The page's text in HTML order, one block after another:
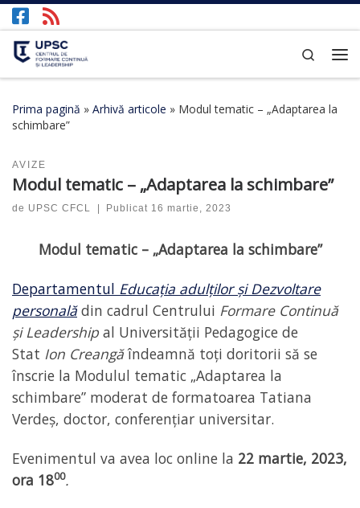
Afișează întregul conținut
Search
Prima pagină » Arhivă articole » Modul tematic – „Adaptarea la
schimbare”
AVIZE
Modul tematic – „Adaptarea la schimbare”
de UPSC CFCL Publicat 16 martie, 2023
Modul tematic – „Adaptarea la schimbare”
Departamentul Educația adulților și Dezvoltare
personalădin cadrul Centrului Formare Continuă
și Leadership al Universității Pedagogice de
Stat Ion Creangăîndeamnă toți doritorii să se
înscrie la Modulul tematic „Adaptarea la
schimbare” moderat de formatoarea Tatiana
Verdeș, doctor, conferențiar universitar.
Evenimentul va avea loc online la 22 martie, 2023,
ora 1800.